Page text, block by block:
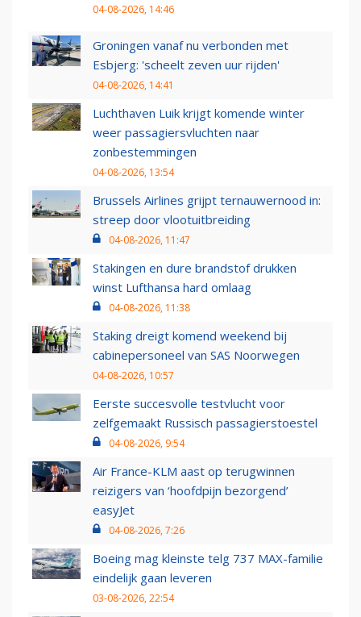
04-08-2026, 14:46
Groningen vanaf nu verbonden met
Esbjerg: 'scheelt zeven uur rijden'
04-08-2026, 14:41
Luchthaven Luik krijgt komende winter
weer passagiersvluchten naar
zonbestemmingen
04-08-2026, 13:54
Brussels Airlines grijpt ternauwernood in:
streep door vlootuitbreiding
04-08-2026, 11:47
Stakingen en dure brandstof drukken
winst Lufthansa hard omlaag
04-08-2026, 11:38
Staking dreigt komend weekend bij
cabinepersoneel van SAS Noorwegen
04-08-2026, 10:57
Eerste succesvolle testvlucht voor
zelfgemaakt Russisch passagierstoestel
04-08-2026, 9:54
Air France-KLM aast op terugwinnen
reizigers van ‘hoofdpijn bezorgend’
easyJet
04-08-2026, 7:26
Boeing mag kleinste telg 737 MAX-familie
eindelijk gaan leveren
03-08-2026, 22:54